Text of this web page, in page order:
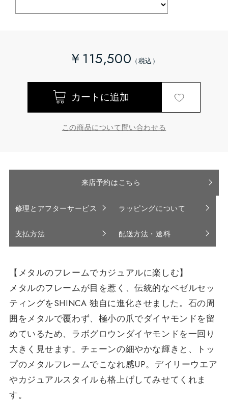
￥115,500
この商品について問い合わせる
来店予約はこちら
修理とアフターサービス ラッピングについて
支払方法 配送方法・送料
【メタルのフレームでカジュアルに楽しむ】
メタルのフレームが目を惹く、伝統的なベゼルセッ
ティングをSHINCA 独自に進化させました。石の周
囲をメタルで覆わず、極小の爪でダイヤモンドを留
めているため、ラボグロウンダイヤモンドを一回り
大きく見せます。チェーンの細やかな輝きと、トッ
プのメタルフレームでこなれ感UP。デイリーウエア
やカジュアルスタイルも格上げしてみせてくれま
す。